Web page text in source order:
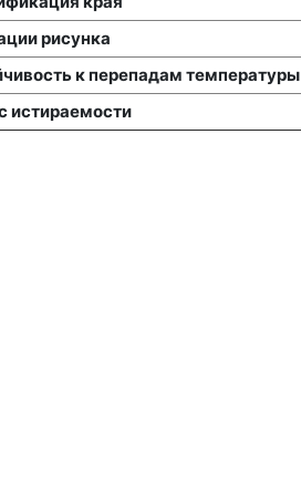
рисунка
к перепадам температуры
истираемости